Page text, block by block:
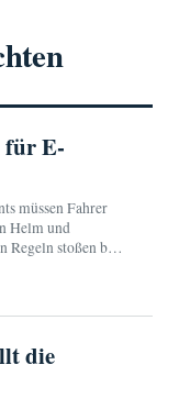
für E-
müssen Fahrer
Helm und
Regeln stoßen bei
die